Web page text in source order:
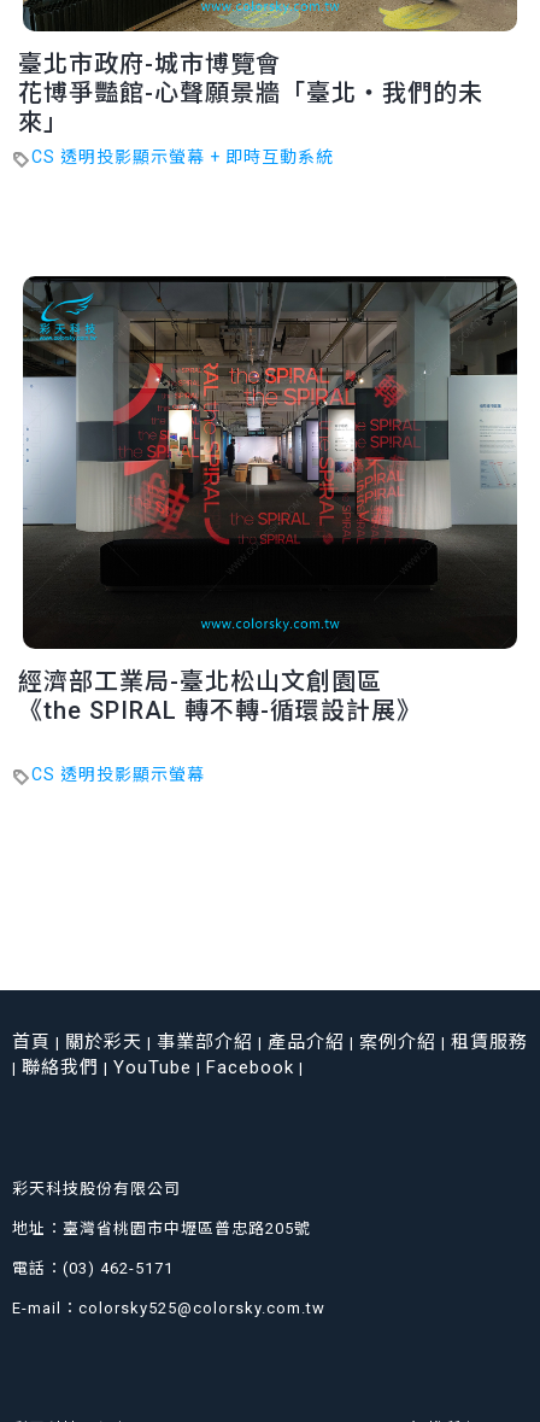
臺北市政府-城市博覽會
花博爭豔館-心聲願景牆「臺北・我們的未
來」
CS 透明投影顯示螢幕 + 即時互動系統
經濟部工業局-臺北松山文創園區
《the SPIRAL 轉不轉-循環設計展》
CS 透明投影顯示螢幕
首頁 | 關於彩天 | 事業部介紹 | 產品介紹 | 案例介紹 | 租賃服務
| 聯絡我們 | YouTube | Facebook |
彩天科技股份有限公司
地址：臺灣省桃園市中壢區普忠路205號
電話：(03) 462-5171
E-mail：colorsky525@colorsky.com.tw